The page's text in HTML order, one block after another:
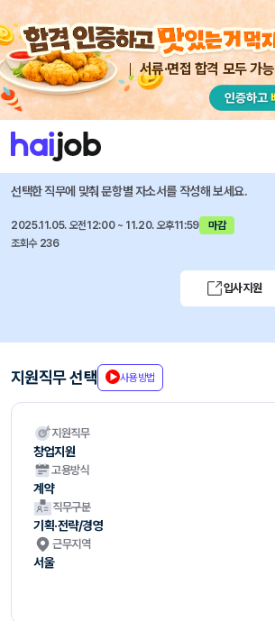
서류·면접 합격 모두 가능
채용공고 자소서 자유항목 자소서 내 작성목록
서울창조경제혁신센터
2025년 제5차 직원 채용공고
선택한 직무에 맞춰 문항별 자소서를 작성해 보세요.
2025.11.05. 오전12:00 ~ 11.20. 오후11:59
마감
조회수 236
입사지원
지원직무 선택 사용방법
지원직무
창업지원
고용방식
계약
직무구분
기획·전략/경영
근무지역
서울